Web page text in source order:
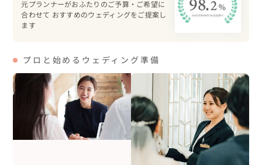
＊
素敵な1日をありがとうございました！
▼撮影場所選びの経緯
今回は「淡路島で撮影をしたい！」というご希望から、お
話をお伺いさせて頂き、お二人の希望に近い撮影スポット
をいくつかご提案させて頂きました。
その中から、ワンちゃんとの撮影も可能で春らしい自然た
っぷりな国営明石海峡公園をお選びくださりました。
撮影場所の許可申請は基本的にはカメラマンより行わせて
元プランナーがおふたりのご予算・ご希望に
合わせて おすすめのウェディングをご提案し
ます
プロと始めるウェディング準備